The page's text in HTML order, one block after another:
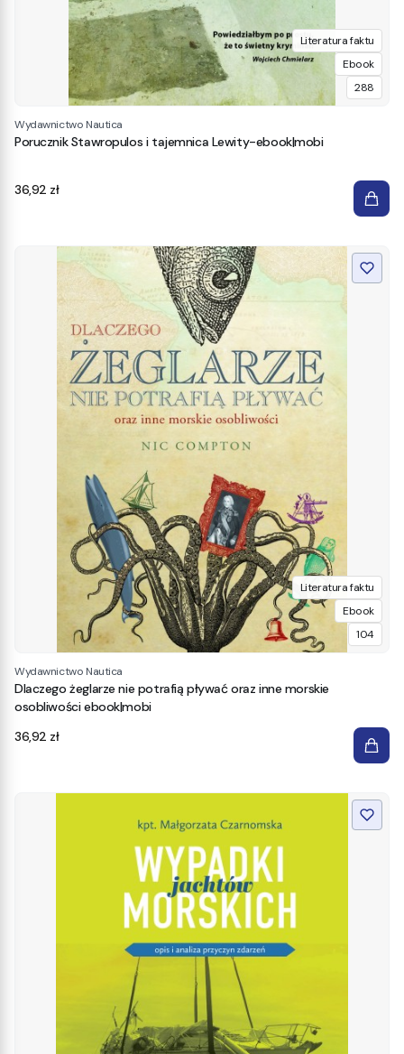
Literatura faktu
Ebook
288
Wydawnictwo Nautica
Porucznik Stawropulos i tajemnica Lewity-ebook|mobi
Cena
36,92 zł
Literatura faktu
Ebook
104
Wydawnictwo Nautica
Dlaczego żeglarze nie potrafią pływać oraz inne morskie
osobliwości ebook|mobi
Cena
36,92 zł